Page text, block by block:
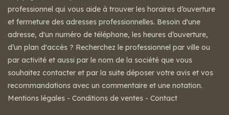
professionnel qui vous aide à trouver les horaires d’ouverture
et fermeture des adresses professionnelles. Besoin d'une
adresse, d'un numéro de téléphone, les heures d’ouverture,
d’un plan d'accès ? Recherchez le professionnel par ville ou
par activité et aussi par le nom de la société que vous
souhaitez contacter et par la suite déposer votre avis et vos
recommandations avec un commentaire et une notation.
Mentions légales - Conditions de ventes - Contact